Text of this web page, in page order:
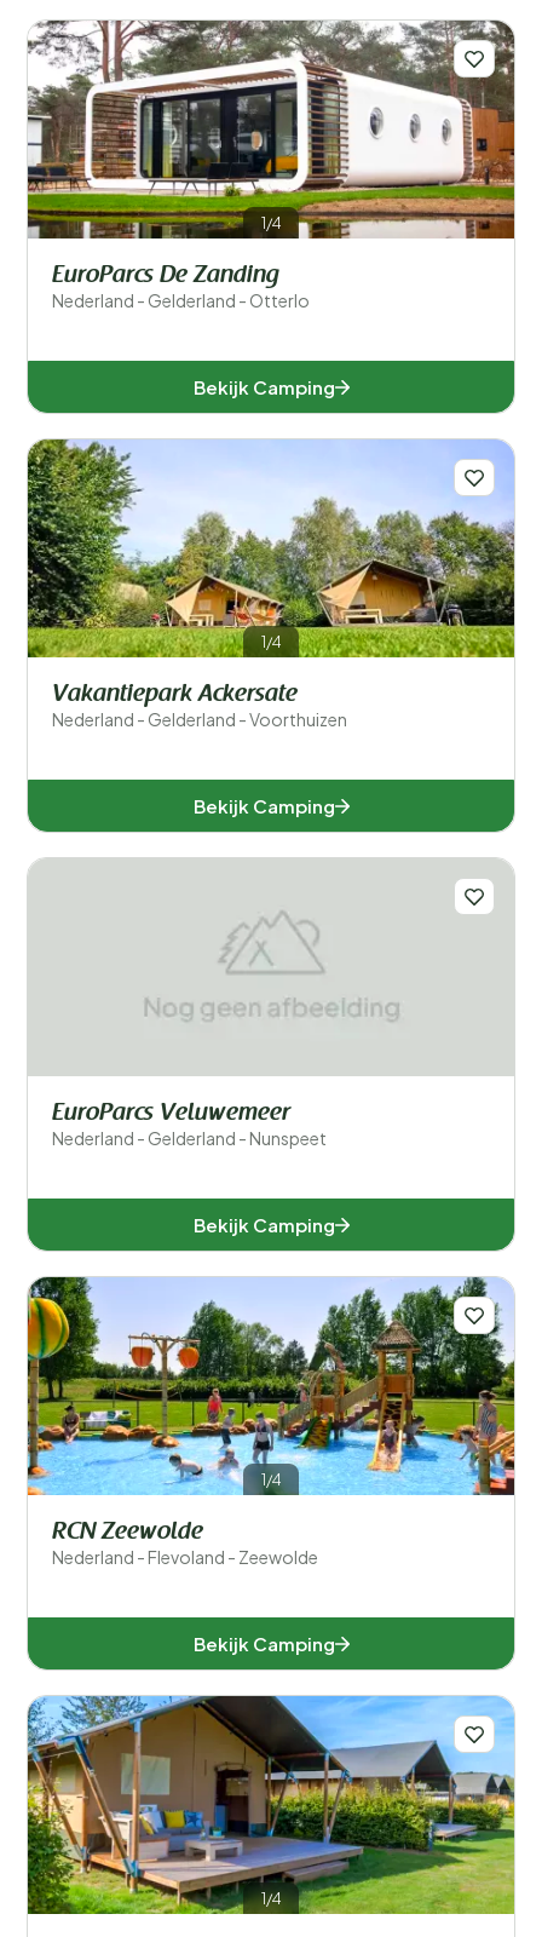
1/4
EuroParcs De Zanding
Nederland - Gelderland - Otterlo
Bekijk Camping
1/4
Vakantiepark Ackersate
Nederland - Gelderland - Voorthuizen
Bekijk Camping
EuroParcs Veluwemeer
Nederland - Gelderland - Nunspeet
Bekijk Camping
1/4
RCN Zeewolde
Nederland - Flevoland - Zeewolde
Bekijk Camping
1/4